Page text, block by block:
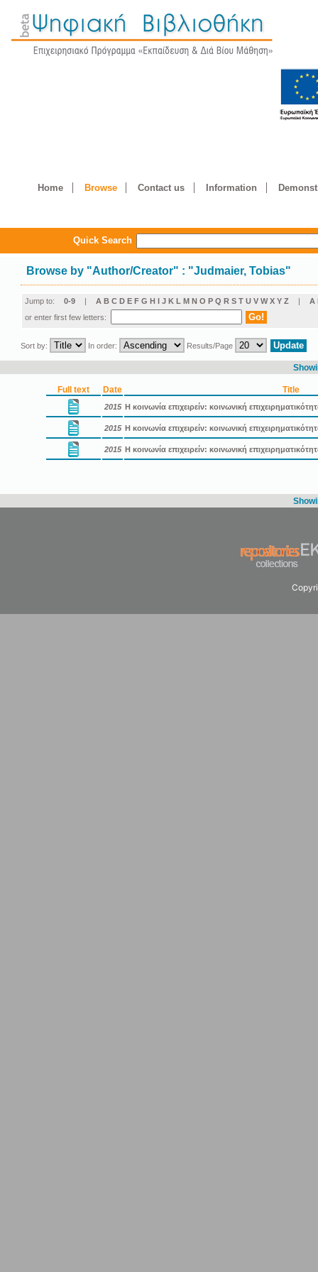
Home Browse Contact us Information
Quick Search
Browse by "Author/Creator" : "Judmaier, Tobias"
Jump to: 0-9 | A B C D E F G H I J K L M N O P Q R S T U V W X Y Z | Α
or enter first few letters:
Sort by: In order: Results/Page
Full text Date Title
2015 Η κοινωνία επιχειρείν: κοινωνική
2015 Η κοινωνία επιχειρείν: κοινωνική
2015 Η κοινωνία επιχειρείν: κοινωνική